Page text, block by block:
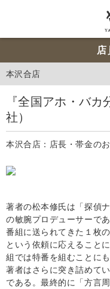
店
本沢合店
『全国アホ・バ
社）
本沢合店：店長・帯金の
著者の松本修氏は「探偵
の敏腕プロデューサーであ
番組に送られてきた１枚
という依頼に応えること
組では特番を組むことにも
著者はさらに突き詰めて
である。最終的に「方言